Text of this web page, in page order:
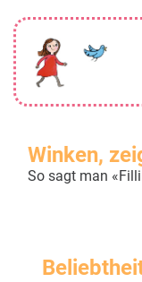
Winken,
So sagt man